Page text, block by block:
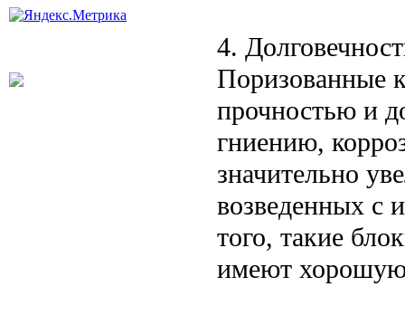
4.
Поризованные
прочностью и
гниению,
значительно
возведенных с
того, такие
имеют хорошую